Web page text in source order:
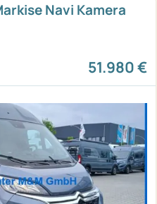
Navi Kamera
51.980 €